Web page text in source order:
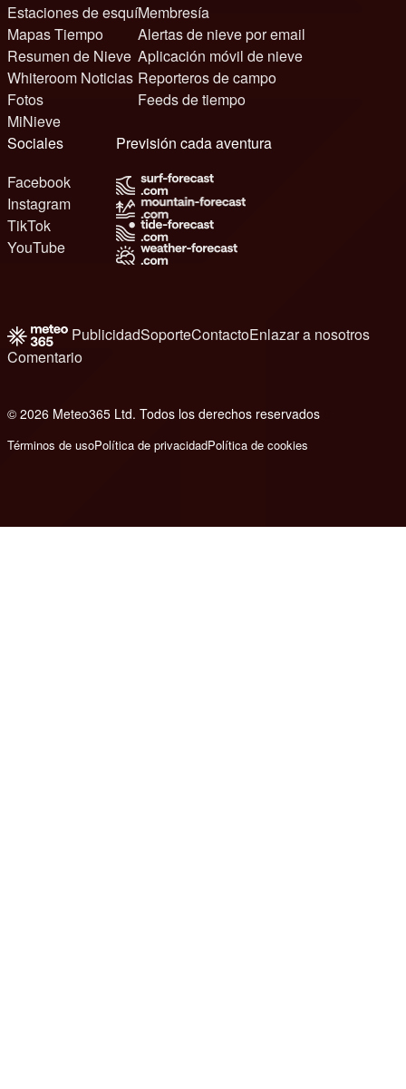
Estaciones de esquí
Mapas Tiempo
Resumen de Nieve
Whiteroom Noticias
Fotos
MiNieve
Membresía
Alertas de nieve por email
Aplicación móvil de nieve
Reporteros de campo
Feeds de tiempo
Sociales
Facebook
Instagram
TikTok
YouTube
Previsión cada aventura
PublicidadSoporteContactoEnlazar a nosotros
Comentario
© 2026 Meteo365 Ltd. Todos los derechos reservados
Términos de usoPolítica de privacidadPolítica de cookies